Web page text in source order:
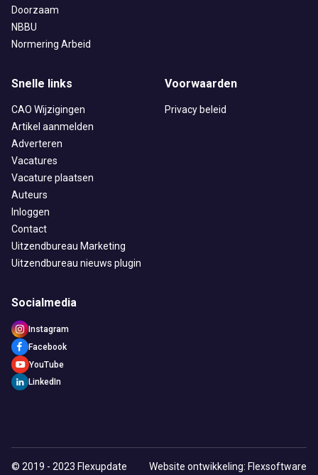
Doorzaam
NBBU
Normering Arbeid
Snelle links
CAO Wijzigingen
Artikel aanmelden
Adverteren
Vacatures
Vacature plaatsen
Auteurs
Inloggen
Contact
Uitzendbureau Marketing
Uitzendbureau nieuws plugin
Voorwaarden
Privacy beleid
Socialmedia
Instagram
Facebook
YouTube
LinkedIn
© 2019 - 2023 Flexupdate Website ontwikkeling: Flexsoftware